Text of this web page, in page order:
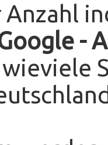
Anzahl
-